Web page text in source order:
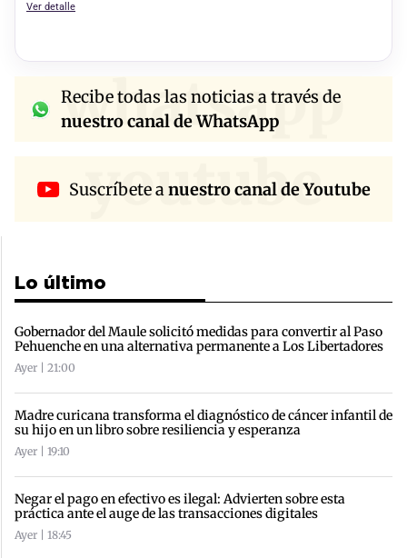
Ver detalle
whatsapp
Recibe todas las noticias a través de
nuestro canal de WhatsApp
youtube
Suscríbete anuestro canal de Youtube
Lo último
Gobernador del Maule solicitó medidas para convertir al Paso
Pehuenche en una alternativa permanente a Los Libertadores
Ayer | 21:00
Madre curicana transforma el diagnóstico de cáncer infantil de
su hijo en un libro sobre resiliencia y esperanza
Ayer | 19:10
Negar el pago en efectivo es ilegal: Advierten sobre esta
práctica ante el auge de las transacciones digitales
Ayer | 18:45